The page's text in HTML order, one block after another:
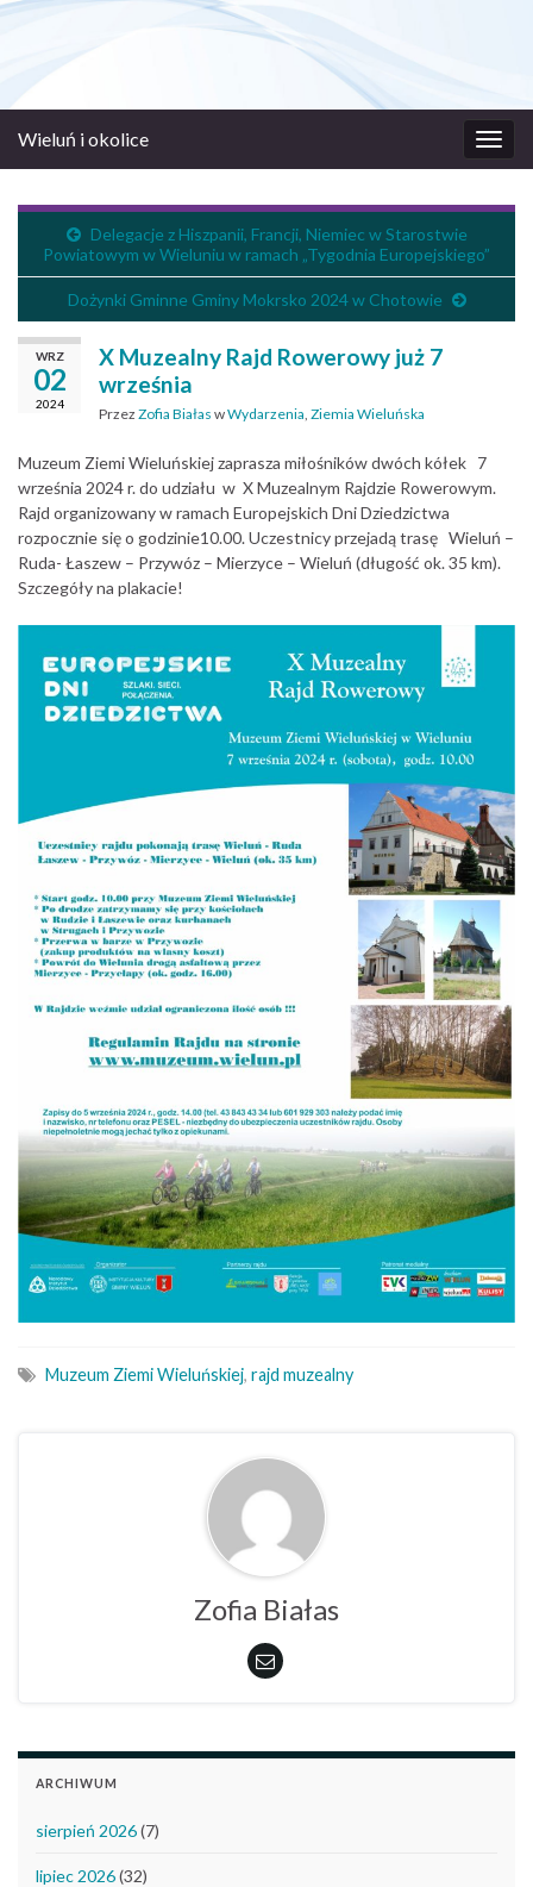
Wieluń i okolice
Delegacje z Hiszpanii, Francji, Niemiec w Starostwie
Powiatowym w Wieluniu w ramach „Tygodnia Europejskiego”
Dożynki Gminne Gminy Mokrsko 2024 w Chotowie
WRZ
02
2024
X Muzealny Rajd Rowerowy już 7
września
Przez Zofia Białas wWydarzenia, Ziemia Wieluńska
Muzeum Ziemi Wieluńskiej zaprasza miłośników dwóch kółek 7
września 2024 r. do udziału w X Muzealnym Rajdzie Rowerowym.
Rajd organizowany w ramach Europejskich Dni Dziedzictwa
rozpocznie się o godzinie10.00. Uczestnicy przejadą trasę Wieluń –
Ruda- Łaszew – Przywóz – Mierzyce – Wieluń (długość ok. 35 km).
Szczegóły na plakacie!
Muzeum Ziemi Wieluńskiej, rajd muzealny
Zofia Białas
ARCHIWUM
sierpień 2026(7)
lipiec 2026(32)